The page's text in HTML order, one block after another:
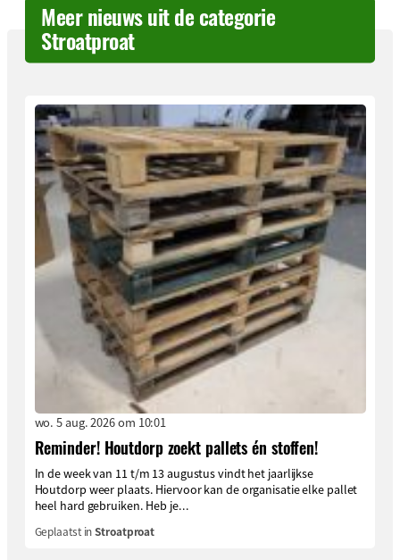
Meer nieuws uit de categorie
Stroatproat
wo. 5 aug. 2026 om 10:01
Reminder! Houtdorp zoekt pallets én stoffen!
In de week van 11 t/m 13 augustus vindt het jaarlijkse
Houtdorp weer plaats. Hiervoor kan de organisatie elke pallet
heel hard gebruiken. Heb je...
Geplaatst inStroatproat